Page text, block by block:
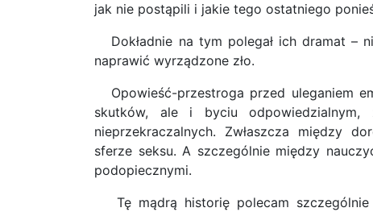
jak nie postąpili i jakie tego ostatniego
Dokładnie na tym polegał ich dramat –
naprawić wyrządzone zło.
Opowieść-przestroga przed uleganiem
skutków, ale i byciu odpowiedzialnym,
nieprzekraczalnych. Zwłaszcza między
sferze seksu. A szczególnie między
podopiecznymi.
Tę mądrą historię polecam szczególnie